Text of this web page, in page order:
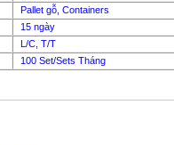
Pallet gỗ, Containers
15 ngày
L/C, T/T
100 Set/Sets Tháng